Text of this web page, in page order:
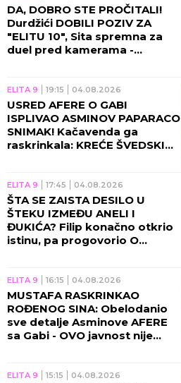
DA, DOBRO STE PROČITALI!
Durdžići DOBILI POZIV ZA
"ELITU 10", Sita spremna za
duel pred kamerama -
ELITA 9 19:15 04.08.2026
USRED AFERE O GABI
ISPLIVAO ASMINOV PAPARACO
SNIMAK! Kačavenda ga
raskrinkala: KREĆE ŠVEDSKI
ELITA 9 17:45 04.08.2026
ŠTA SE ZAISTA DESILO U
ŠTEKU IZMEĐU ANELI I
ĐUKIĆA? Filip konačno otkrio
istinu, pa progovorio O
ELITA 9 16:15 04.08.2026
MUSTAFA RASKRINKAO
ROĐENOG SINA: Obelodanio
sve detalje Asminove AFERE
sa Gabi - OVO javnost nije
ELITA 9 15:15 04.08.2026